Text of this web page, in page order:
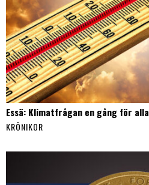
Essä: Klimatfrågan en gång för alla
KRÖNIKOR